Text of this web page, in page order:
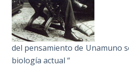
del pensamiento de Unamuno
biología actual “